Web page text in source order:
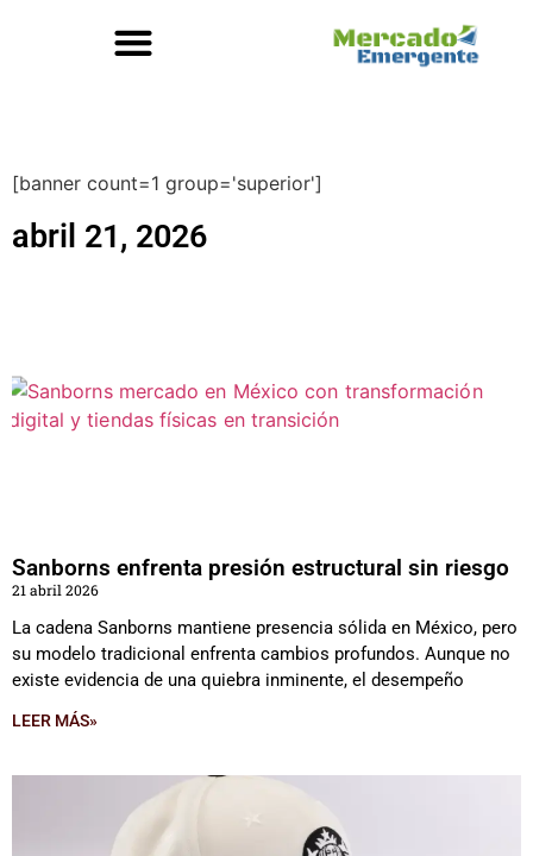
[banner count=1 group='superior']
abril 21, 2026
Sanborns enfrenta presión estructural sin riesgo
21 abril 2026
La cadena Sanborns mantiene presencia sólida en México, pero
su modelo tradicional enfrenta cambios profundos. Aunque no
existe evidencia de una quiebra inminente, el desempeño
LEER MÁS»